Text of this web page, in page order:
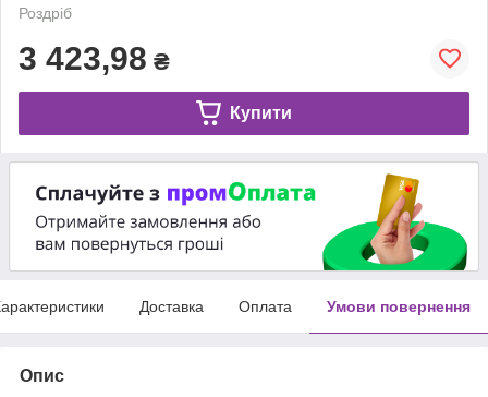
Роздріб
3 423,98 ₴
Купити
Доставка Оплата Умови повернення
Опис